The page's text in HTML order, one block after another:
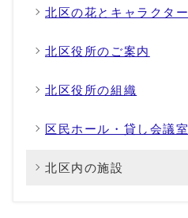
北区の花とキャラクター
北区役所のご案内
北区役所の組織
区民ホール・貸し会議室
北区内の施設